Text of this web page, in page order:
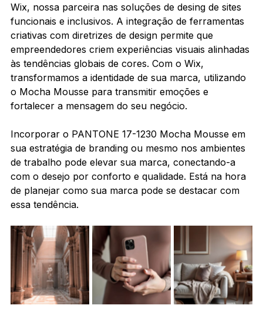
Wix, nossa parceira nas soluções de desing de sites
funcionais e inclusivos. A integração de ferramentas
criativas com diretrizes de design permite que
empreendedores criem experiências visuais alinhadas
às tendências globais de cores. Com o Wix,
transformamos a identidade de sua marca, utilizando
o Mocha Mousse para transmitir emoções e
fortalecer a mensagem do seu negócio.
Incorporar o PANTONE 17-1230 Mocha Mousse em
sua estratégia de branding ou mesmo nos ambientes
de trabalho pode elevar sua marca, conectando-a
com o desejo por conforto e qualidade. Está na hora
de planejar como sua marca pode se destacar com
essa tendência.